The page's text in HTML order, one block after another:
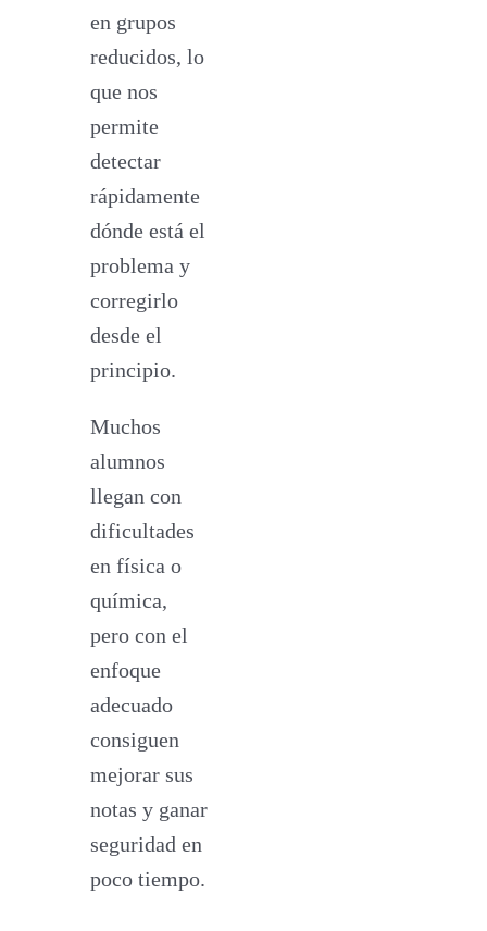
en grupos
reducidos, lo
que nos
permite
detectar
rápidamente
dónde está el
problema y
corregirlo
desde el
principio.
Muchos
alumnos
llegan con
dificultades
en física o
química,
pero con el
enfoque
adecuado
consiguen
mejorar sus
notas y ganar
seguridad en
poco tiempo.